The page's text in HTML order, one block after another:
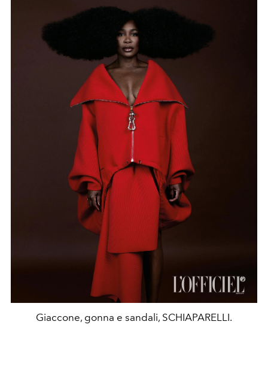
Giaccone, gonna e sandali, SCHIAPARELLI.